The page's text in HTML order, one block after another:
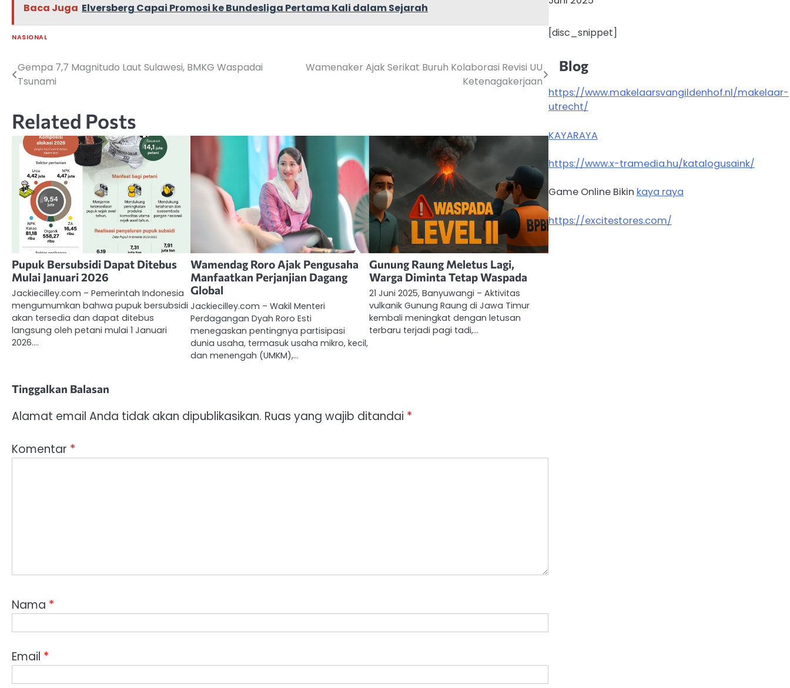
Baca Juga Elversberg Capai Promosi ke Bundesliga Pertama Kali dalam Sejarah
NASIONAL
Navigasi
Gempa 7,7 Magnitudo Laut Sulawesi, BMKG Waspadai
Tsunami
Wamenaker Ajak Serikat Buruh Kolaborasi Revisi UU
Ketenagakerjaan
Related Posts
Pupuk Bersubsidi Dapat Ditebus
Mulai Januari 2026
Jackiecilley.com – Pemerintah Indonesia
mengumumkan bahwa pupuk bersubsidi
akan tersedia dan dapat ditebus
langsung oleh petani mulai 1 Januari
2026.…
Wamendag Roro Ajak Pengusaha
Manfaatkan Perjanjian Dagang
Global
Jackiecilley.com – Wakil Menteri
Perdagangan Dyah Roro Esti
menegaskan pentingnya partisipasi
dunia usaha, termasuk usaha mikro, kecil,
dan menengah (UMKM),…
Gunung Raung Meletus Lagi,
Warga Diminta Tetap Waspada
21 Juni 2025, Banyuwangi – Aktivitas
vulkanik Gunung Raung di Jawa Timur
kembali meningkat dengan letusan
terbaru terjadi pagi tadi,…
Tinggalkan Balasan
Alamat email Anda tidak akan dipublikasikan. Ruas yang wajib ditandai *
Komentar *
Nama *
Email *
[disc_snippet]
Blog
https://www.makelaarsvangildenhof.nl/makelaar-
utrecht/
KAYARAYA
https://www.x-tramedia.hu/katalogusaink/
Game Online Bikin kaya raya
https://excitestores.com/